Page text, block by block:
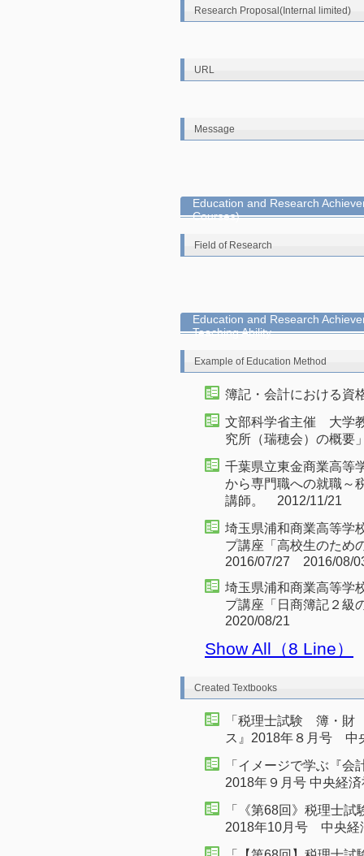
Research Proposal(Internal limited)
URL
Message
Education and Research
Courses)
Field of Research
Education and Research
Teaching Ability
Example of Education Method
簿記・会計における
文部科学省主催 大学
究所（瑞穂会）の概
千葉県立東金商業高等
から専門職への就職～
講師。 2012/11/21
埼玉県浦和商業高等学
プ講座「高校生のた
2016/07/27 2016/08/
埼玉県浦和商業高等学
プ講座「日商簿記２
2020/08/21
Show All（8 Line）
Created Textbooks
「税理士試験 簿・財
ス』2018年８月号
「イメージで学ぶ『
2018年９月号 中央経
「《第68回》税理士
2018年10月号 中央